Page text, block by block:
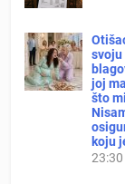
svoju
joj
što
koju
23:30